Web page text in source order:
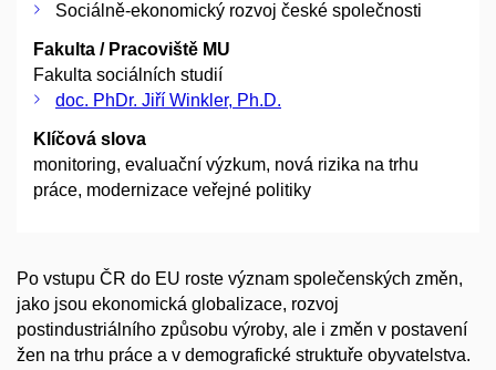
Sociálně-ekonomický rozvoj české společnosti
Fakulta / Pracoviště MU
Fakulta sociálních studií
doc. PhDr. Jiří Winkler, Ph.D.
Klíčová slova
monitoring, evaluační výzkum, nová rizika na trhu
práce, modernizace veřejné politiky
Po vstupu ČR do EU roste význam společenských změn,
jako jsou ekonomická globalizace, rozvoj
postindustriálního způsobu výroby, ale i změn v postavení
žen na trhu práce a v demografické struktuře obyvatelstva.